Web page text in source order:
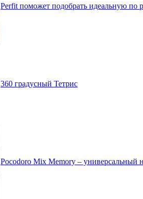
Perfit поможет подобрать идеальную по
360 градусный Тетрис
Pocodoro Mix Memory – универсальный